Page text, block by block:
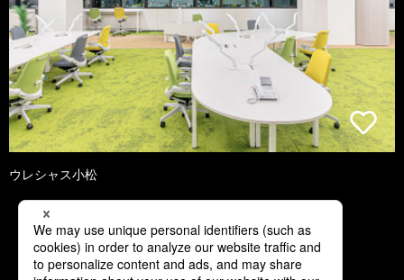
ウレシャス小松
1 2 3 4 5